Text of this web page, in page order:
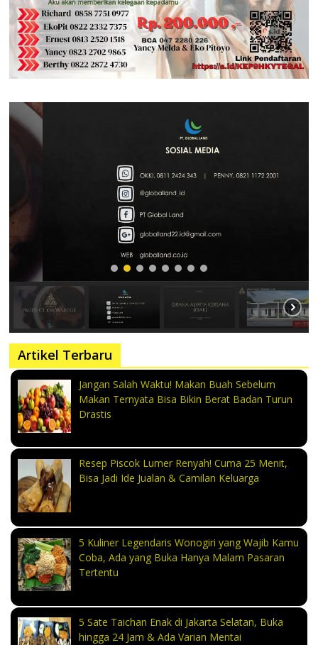
Artikel Terbaru
Jangan Salah Waktu! Makan Buah Sebelum
Makan Ternyata Bisa Bikin Berat Badan Turun
Drastis
Resep Piscok Lumer Renyah! Cuma 25 Menit,
Bisa Jadi Ide Jualan & Camilan Keluarga
5 Kuliner Legendaris Wonogiri yang Wajib Kamu
Coba, Ada yang Buka Hanya Malam Pasaran
Tertentu
5 Sate Taichan Enak di Jakarta Selatan, Buka
hingga 24 Jam & Ada Varian Mentai